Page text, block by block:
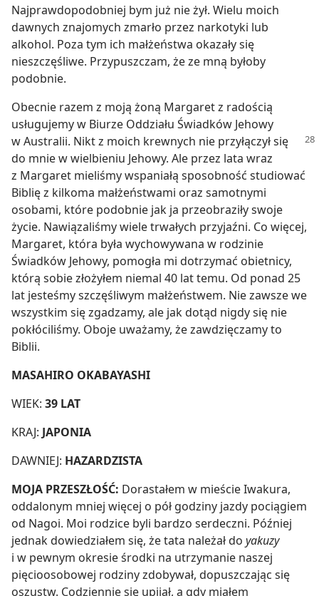
Najprawdopodobniej bym już nie żył. Wielu moich
dawnych znajomych zmarło przez narkotyki lub
alkohol. Poza tym ich małżeństwa okazały się
nieszczęśliwe. Przypuszczam, że ze mną byłoby
podobnie.
Obecnie razem z moją żoną Margaret z radością
usługujemy w Biurze Oddziału Świadków Jehowy
w Australii. Nikt z moich krewnych nie przyłączył się
do mnie w wielbieniu Jehowy. Ale przez lata wraz
z Margaret mieliśmy wspaniałą sposobność studiować
Biblię z kilkoma małżeństwami oraz samotnymi
osobami, które podobnie jak ja przeobraziły swoje
życie. Nawiązaliśmy wiele trwałych przyjaźni. Co więcej,
Margaret, która była wychowywana w rodzinie
Świadków Jehowy, pomogła mi dotrzymać obietnicy,
którą sobie złożyłem niemal 40 lat temu. Od ponad 25
lat jesteśmy szczęśliwym małżeństwem. Nie zawsze we
wszystkim się zgadzamy, ale jak dotąd nigdy się nie
pokłóciliśmy. Oboje uważamy, że zawdzięczamy to
Biblii.
MASAHIRO OKABAYASHI
WIEK: 39 LAT
KRAJ: JAPONIA
DAWNIEJ: HAZARDZISTA
MOJA PRZESZŁOŚĆ: Dorastałem w mieście Iwakura,
oddalonym mniej więcej o pół godziny jazdy pociągiem
od Nagoi. Moi rodzice byli bardzo serdeczni. Później
jednak dowiedziałem się, że tata należał do yakuzy
i w pewnym okresie środki na utrzymanie naszej
pięcioosobowej rodziny zdobywał, dopuszczając się
oszustw. Codziennie się upijał, a gdy miałem